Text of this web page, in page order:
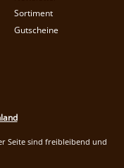
Sortiment
Gutscheine
Seite sind freibleibend und